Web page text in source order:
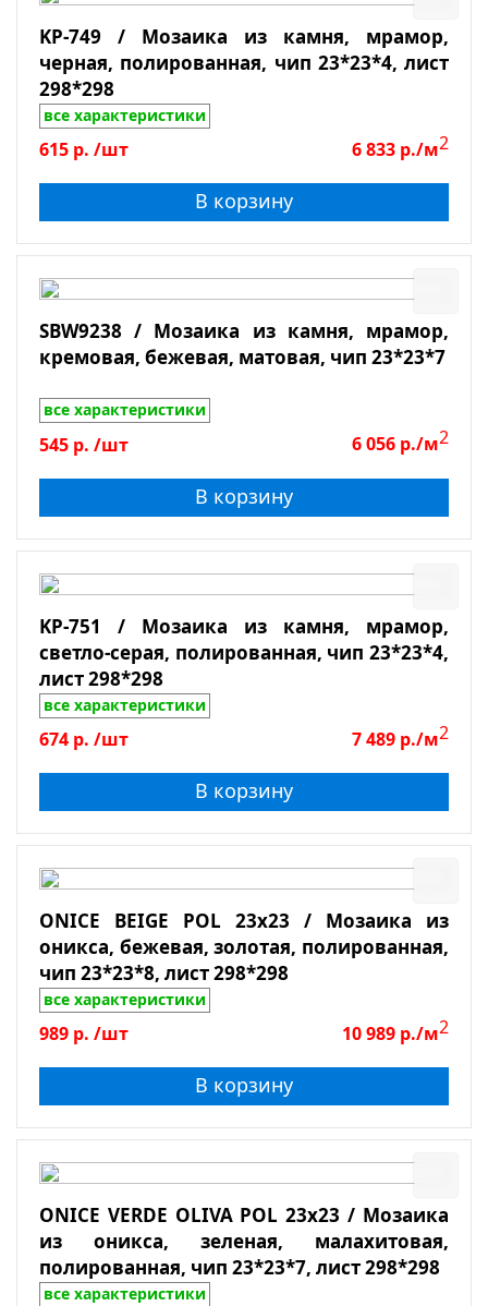
Крема Марфил
Emperador Light
Emperador Dark
Dolomiti Bianco
Поверхность
Глянцевая
Противоскользящая
Толщина
Сбросить фильтр
KP-749 / Мозаика из камня, мрамор,
черная, полированная, чип 23*23*4, лист
298*298
все характеристики
615 р. /шт 6 833 р./м2
В корзину
SBW9238 / Мозаика из камня, мрамор,
кремовая, бежевая, матовая, чип 23*23*7
все характеристики
545 р. /шт 6 056 р./м2
В корзину
KP-751 / Мозаика из камня, мрамор,
светло-серая, полированная, чип 23*23*4,
лист 298*298
все характеристики
674 р. /шт 7 489 р./м2
В корзину
ONICE BEIGE POL 23x23 / Мозаика из
оникса, бежевая, золотая, полированная,
чип 23*23*8, лист 298*298
все характеристики
989 р. /шт 10 989 р./м2
В корзину
ONICE VERDE OLIVA POL 23x23 / Мозаика
из оникса, зеленая, малахитовая,
полированная, чип 23*23*7, лист 298*298
все характеристики